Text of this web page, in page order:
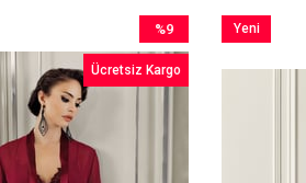
%9
İndirim
%9İndirim
Ücretsiz Kargo
Yeni